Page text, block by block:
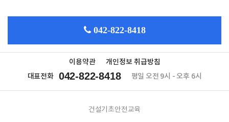
042-822-8418
이용약관
개인정보 취급방침
대표전화 042-822-8418 평일 오전 9시 - 오후 6시
건설기초안전교육